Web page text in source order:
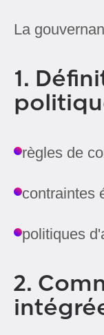
La
1.
règles de
contraintes
politiques
2.